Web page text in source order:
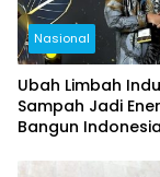
Nasional
Ubah Limbah
Sampah Jadi
Bangun